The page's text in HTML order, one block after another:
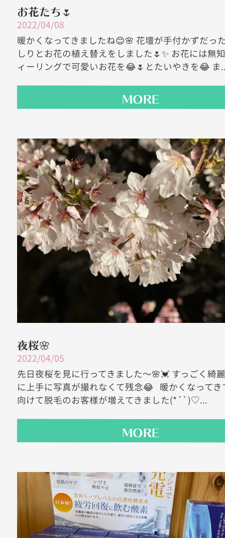
お花たち🌷
2022/04/08
暖かくなってきましたね😊🌸 花壇が手付かずだっ
しりとお花の植え替えをしました🌷✨ お花には無
ィーリングで可愛いお花を😂🌷とたいやきを😂 ま
MORE
夜桜🌸
2022/04/05
先日夜桜を見に行ってきました〜🌸💓 すっごく綺
に上手に写真が撮れなくて残念😂 暖かくなってき
向けて脱毛のお客様が増えてきました(*´`)♡...
MORE